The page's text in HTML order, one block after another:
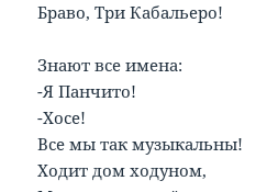
Браво, Три Кабальеро!
Знают все имена:
-Я Панчито!
-Хосе!
Все мы так музыкальны!
Ходит дом ходуном,